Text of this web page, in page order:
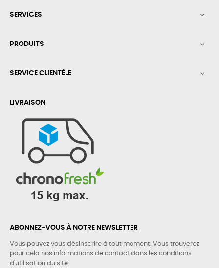
SERVICES 
PRODUITS 
SERVICE CLIENTÈLE 
LIVRAISON
ABONNEZ-VOUS À NOTRE NEWSLETTER
Vous pouvez vous désinscrire à tout moment. Vous trouverez
pour cela nos informations de contact dans les conditions
d'utilisation du site.